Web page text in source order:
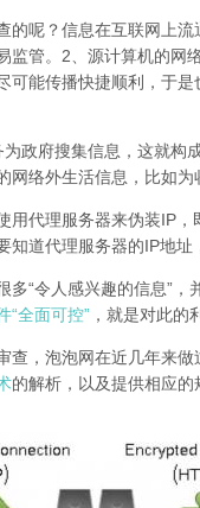
的呢？信息在互联网上
管。2、源计算机的网
能传播快捷顺利，于是
政府搜集信息，这就构
网络外生活信息，比如为
用代理服务器来伪装IP
知道代理服务器的IP地址
多“令人感兴趣的信息”
“全面可控” ，就是对此的
查，泡泡网在近几年来
的解析，以及提供相应的